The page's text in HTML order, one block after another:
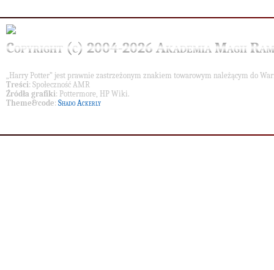
Copyright (c) 2004-2026 Akademia Magii
„Harry Potter” jest prawnie zastrzeżonym znakiem towarowym należącym do
Treści: Społeczność AMR
Źródła grafiki: Pottermore, HP Wiki.
Theme&code: Shado Ackerly